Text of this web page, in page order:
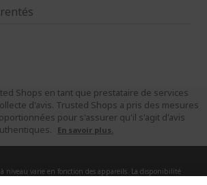
Shops en tant que prestataire de services
d'avis. Trusted Shops a pris des mesures
pour s'assurer qu'il s'agit d'avis
En savoir plus.
niveau varie en fonction des appareils. La disponibilité